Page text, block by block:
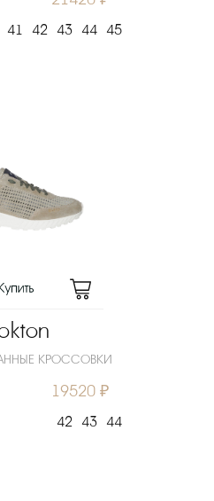
41 42 43 44 45
КРОССОВКИ
19520 ₽
42 43 44